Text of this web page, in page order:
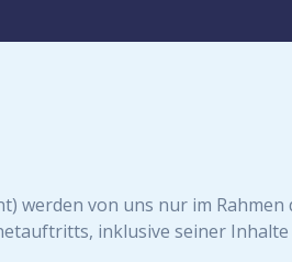
werden von uns nur im
inklusive seiner